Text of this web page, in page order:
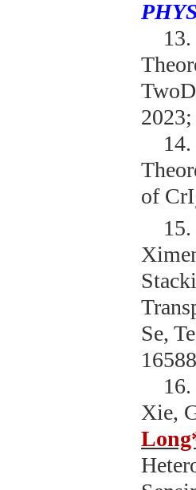
13.
Two
2023;
14.
of CrI
15.
Se,
16.
Xie,